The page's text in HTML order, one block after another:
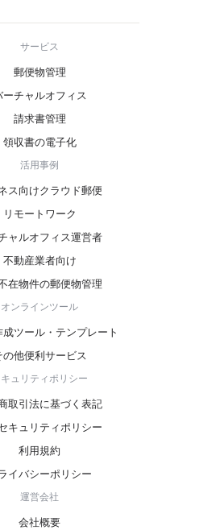
サービス
郵便物管理
ーチャルオフィス
請求書管理
領収書の電子化
活用事例
ス向けクラウド郵便
リモートワーク
ャルオフィス運営者
不動産業者向け
在物件の郵便物管理
オンラインツール
ツール・テンプレート
の他便利サービス
ュリティポリシー
取引法に基づく表記
キュリティポリシー
利用規約
イバシーポリシー
運営会社
会社概要